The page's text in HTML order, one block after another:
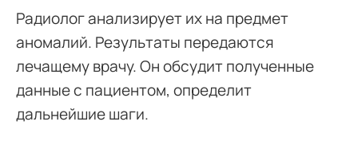
Радиолог анализирует их на предмет
аномалий. Результаты передаются
лечащему врачу. Он обсудит полученные
данные с пациентом, определит
дальнейшие шаги.